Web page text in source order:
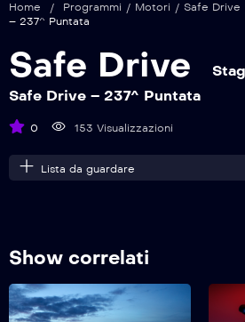
Home / Programmi / Motori / Safe Drive
– 237^ Puntata
Safe Drive
Safe Drive – 237^ Puntata
0 153 Visualizzazioni
Lista da guardare
Show correlati